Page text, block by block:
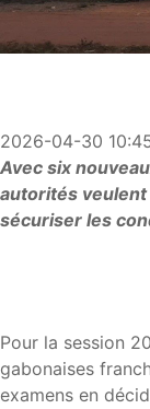
2026-04-30
Avec six
autorités veulent
sécuriser les
Pour la session
gabonaises
examens en